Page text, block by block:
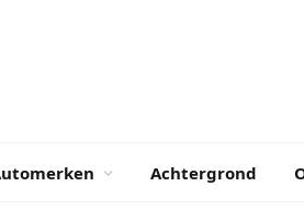
Achtergrond